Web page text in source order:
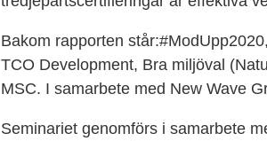
Bakom rapporten står
TCO Development, Bra miljöval
MSC. I samarbete med New Wave
Seminariet genomförs i samarbete